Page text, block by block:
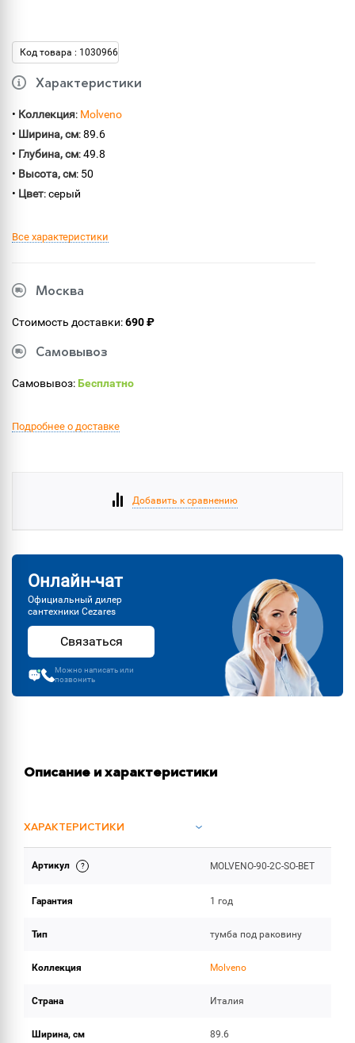
Код товара : 1030966
Характеристики
• Коллекция: Molveno
• Ширина, см: 89.6
• Глубина, см: 49.8
• Высота, см: 50
• Цвет: серый
Все характеристики
Москва
Стоимость доставки:690 ₽
Самовывоз
Самовывоз:Бесплатно
Подробнее о доставке
Добавить к сравнению
Онлайн-чат
Официальный дилер
сантехники Cezares
Связаться
Можно написать или
позвонить
Описание и характеристики
ХАРАКТЕРИСТИКИ
ОБЪЕМ ПОСТАВКИ
Артикул MOLVENO-90-2C-SO-BET
Гарантия 1 год
Тип тумба под раковину
Коллекция Molveno
Страна Италия
Ширина, см 89.6